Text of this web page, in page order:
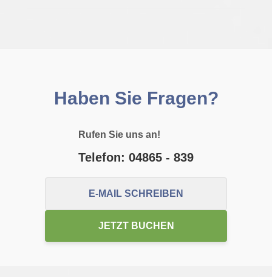
Haben Sie Fragen?
Rufen Sie uns an!
Telefon: 04865 - 839
E-MAIL SCHREIBEN
JETZT BUCHEN